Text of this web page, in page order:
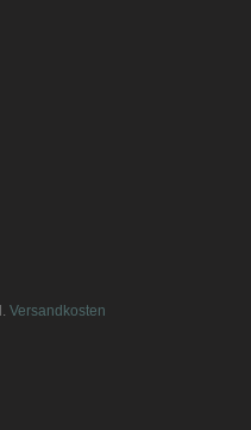
Versandkosten